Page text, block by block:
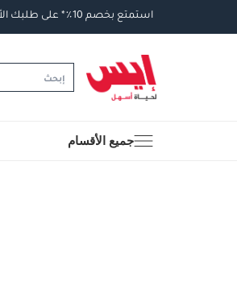
استمتع بخصم ٪* على طلبك
جميع الأقسام
الخيم